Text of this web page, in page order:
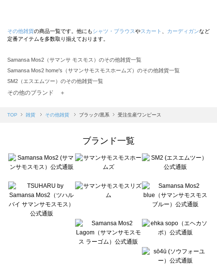
その他雑貨の商品一覧です。他にもシャツ・ブラウスやスカート カーディガンなど
定番アイテムを多数取り揃えております。
Samansa Mos2（サマンサ モスモス）のその他雑貨一覧
Samansa Mos2 home's（サマンサモスモスホームズ）のその他雑貨一覧
SM2（エスエムツー）のその他雑貨一覧
TSUHARU by Samansa Mos2（ツハルバイサマンサモスモス）のその他雑貨一覧
Samansa Mos2 blue（サマンサモスモス ブルー）のその他雑貨一覧
sō4ū（ソウフォーユー）のその他雑貨一覧
Te chichi（テチチ）のその他雑貨一覧
Te chichi CLASSIC（テチチ クラシック）のその他雑貨一覧
Lugnoncure（ルノンキュール）のその他雑貨一覧
BETTY'S BLUE（べティーズブルー）のその他雑貨一覧
Wpc.（ワールドパーティー）のその他雑貨一覧
その他のブランド ＋
TOP 雑貨 その他雑貨 ブラック/黒系 受注生産ワンピース
ブランド一覧